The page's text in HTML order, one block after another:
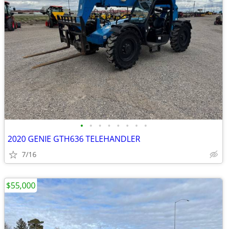
• • • • • • • •
2020 GENIE GTH636 TELEHANDLER
7/16
$55,000